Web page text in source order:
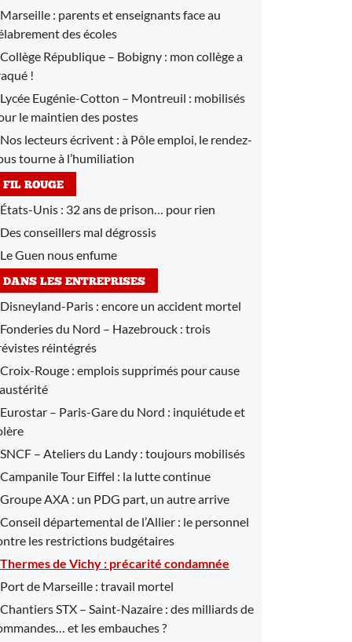
Marseille : parents et enseignants face au
des écoles
Collège République – Bobigny : mon collège a
!
Lycée Eugénie-Cotton – Montreuil : mobilisés
le maintien des postes
Nos lecteurs écrivent : à Pôle emploi, le rendez-
tourne à l’humiliation
FIL ROUGE
États-Unis : 32 ans de prison… pour rien
Des conseillers mal dégrossis
Le Guen nous enfume
DANS LES ENTREPRISES
Disneyland-Paris : encore un accident mortel
Fonderies du Nord – Hazebrouck : trois
réintégrés
Croix-Rouge : emplois supprimés pour cause
Eurostar – Paris-Gare du Nord : inquiétude et
SNCF – Ateliers du Landy : toujours mobilisés
Campanile Tour Eiffel : la lutte continue
Groupe AXA : un PDG part, un autre arrive
Conseil départemental de l’Allier : le personnel
les restrictions budgétaires
Thermes de Vichy : précarité condamnée
Port de Marseille : travail mortel
Chantiers STX – Saint-Nazaire : des milliards de
et les embauches ?